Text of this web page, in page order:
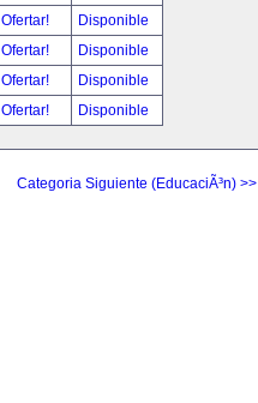
Ofertar!
Disponible
Ofertar!
Disponible
Ofertar!
Disponible
Ofertar! Disponible
Categoria Siguiente (EducaciÃ³n) >>